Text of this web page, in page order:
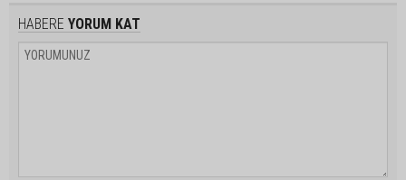
HABERE YORUM KAT